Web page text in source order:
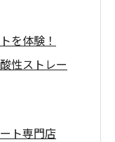
を体験！
性ストレー
ト専門店